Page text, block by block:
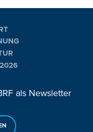
als Newsletter